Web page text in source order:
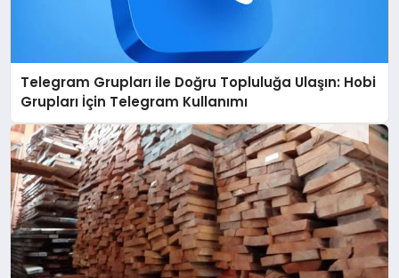
Telegram Grupları ile Doğru Topluluğa Ulaşın: Hobi
Grupları İçin Telegram Kullanımı